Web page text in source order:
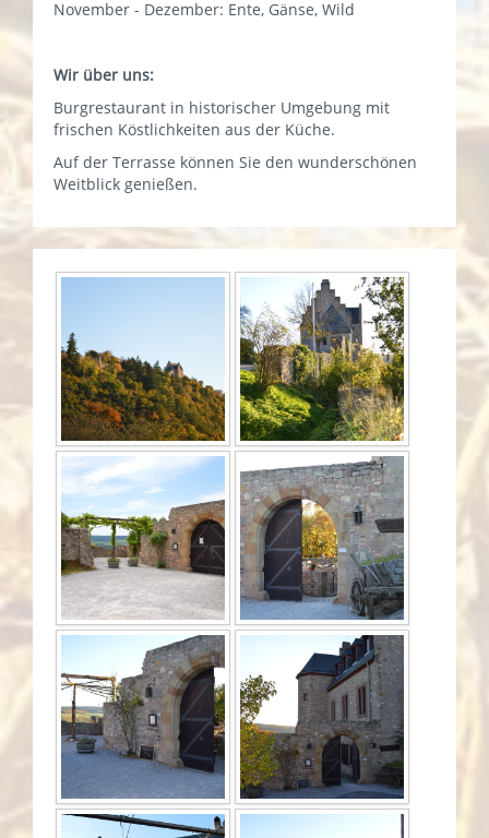
November - Dezember: Ente, Gänse, Wild
Wir über uns:
Burgrestaurant in historischer Umgebung mit
frischen Köstlichkeiten aus der Küche.
Auf der Terrasse können Sie den wunderschönen
Weitblick genießen.